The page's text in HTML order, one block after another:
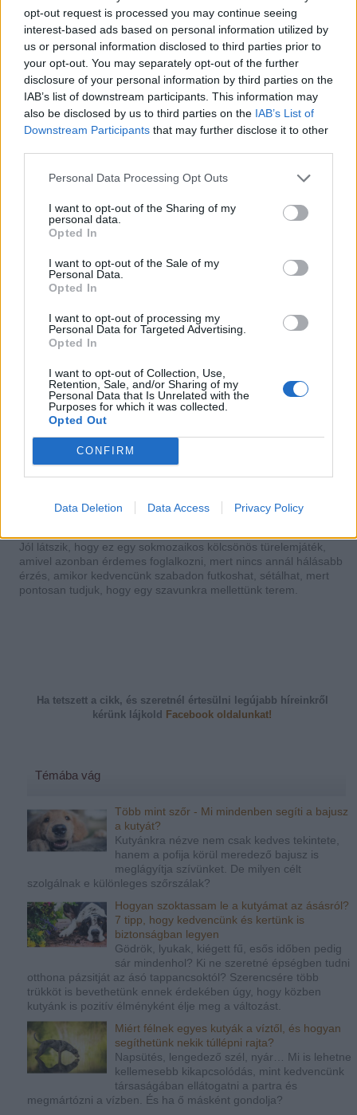
opt-out request is processed you may continue seeing
interest-based ads based on personal information utilized by
us or personal information disclosed to third parties prior to
your opt-out. You may separately opt-out of the further
disclosure of your personal information by third parties on the
IAB’s list of downstream participants. This information may
also be disclosed by us to third parties on the IAB’s List of
Downstream Participants that may further disclose it to other
Personal Data Processing Opt Outs
I want to opt-out of the Sharing of my
personal data.
Opted In
I want to opt-out of the Sale of my
Personal Data.
Opted In
I want to opt-out of processing my
Personal Data for Targeted Advertising.
Opted In
I want to opt-out of Collection, Use,
Retention, Sale, and/or Sharing of my
Personal Data that Is Unrelated with the
Purposes for which it was collected.
Opted Out
CONFIRM
Data Deletion Data Access Privacy Policy
A jól nevelt kutyát játék közben is könnyű behívni.
nagy nehezen fut be, ne szidjuk le, mert társítani fogja a negatív
Jól látszik, hogy ez egy sokmozaikos kölcsönös türelemjáték,
amivel azonban érdemes foglalkozni, mert nincs annál hálásabb
érzés, amikor kedvencünk szabadon futkoshat, sétálhat, mert
pontosan tudjuk, hogy egy szavunkra mellettünk terem.
Ha tetszett a cikk, és szeretnél értesülni legújabb híreinkről
kérünk lájkold Facebook oldalunkat!
Témába vág
Több mint szőr - Mi mindenben segíti a bajusz
a kutyát?
Kutyánkra nézve nem csak kedves tekintete,
hanem a pofija körül meredező bajusz is
meglágyítja szívünket. De milyen célt
szolgálnak e különleges szőrszálak?
Hogyan szoktassam le a kutyámat az ásásról?
7 tipp, hogy kedvencünk és kertünk is
biztonságban legyen
Gödrök, lyukak, kiégett fű, esős időben pedig
sár mindenhol? Ki ne szeretné épségben tudni
otthona pázsitját az ásó tappancsoktól? Szerencsére több
trükköt is bevethetünk ennek érdekében úgy, hogy közben
kutyánk is pozitív élményként élje meg a változást.
Miért félnek egyes kutyák a víztől, és hogyan
segíthetünk nekik túllépni rajta?
Napsütés, lengedező szél, nyár… Mi is lehetne
kellemesebb kikapcsolódás, mint kedvencünk
társaságában ellátogatni a partra és
megmártózni a vízben. És ha ő másként gondolja?